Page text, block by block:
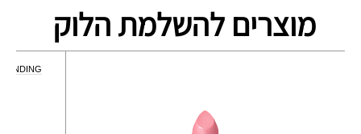
מוצרים להשלמת הלוק